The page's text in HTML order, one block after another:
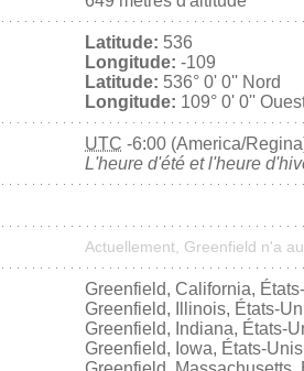
Latitude: 536
Longitude: -109
Latitude: 536° 0' 0'' Nord
Longitude: 109° 0' 0''
UTC -6:00 (America/
L'heure d'été et l'heure
Actuellement, Greenfield n'a
Greenfield, California,
Greenfield, Illinois, États-
Greenfield, Indiana, États-
Greenfield, Iowa, États-Unis